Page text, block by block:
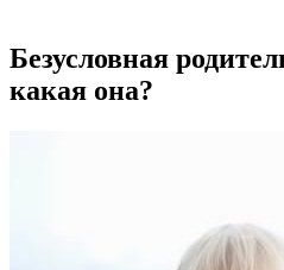
Безусловная
какая она?